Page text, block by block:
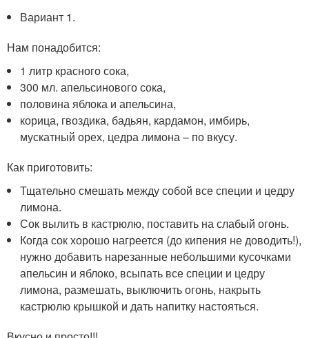
Вариант 1.
Нам понадобится:
1 литр красного сока,
300 мл. апельсинового сока,
половина яблока и апельсина,
корица, гвоздика, бадьян, кардамон, имбирь,
мускатный орех, цедра лимона – по вкусу.
Как приготовить:
Тщательно смешать между собой все специи и цедру
лимона.
Сок вылить в кастрюлю, поставить на слабый огонь.
Когда сок хорошо нагреется (до кипения не доводить!),
нужно добавить нарезанные небольшими кусочками
апельсин и яблоко, всыпать все специи и цедру
лимона, размешать, выключить огонь, накрыть
кастрюлю крышкой и дать напитку настояться.